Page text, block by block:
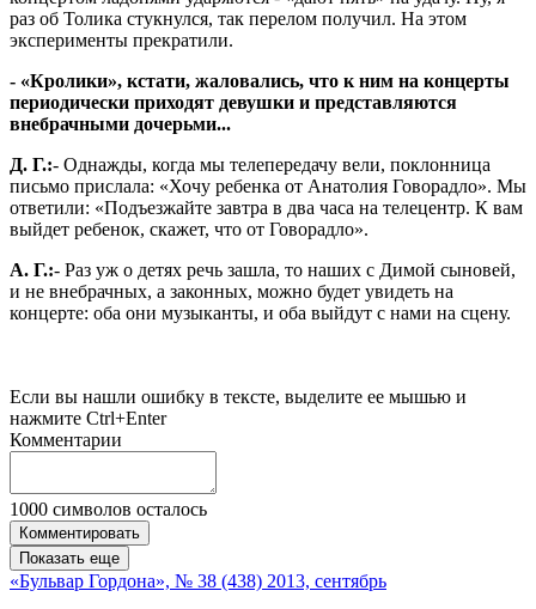
раз об Толика стукнулся, так перелом получил. На этом
эксперименты прекратили.
- «Кролики», кстати, жаловались, что к ним на концерты
периодически приходят девушки и представляются
внебрачными дочерьми...
Д. Г.:- Однажды, когда мы телепередачу вели, поклонница
письмо прислала: «Хочу ребенка от Анатолия Говорадло». Мы
ответили: «Подъезжайте завтра в два часа на телецентр. К вам
выйдет ребенок, скажет, что от Говорадло».
А. Г.:- Раз уж о детях речь зашла, то наших с Димой сыновей,
и не внебрачных, а законных, можно будет увидеть на
концерте: оба они музыканты, и оба выйдут с нами на сцену.
Если вы нашли ошибку в тексте, выделите ее мышью и
нажмите Ctrl+Enter
Комментарии
1000 символов осталось
Комментировать
Показать еще
«Бульвар Гордона», № 38 (438) 2013, сентябрь